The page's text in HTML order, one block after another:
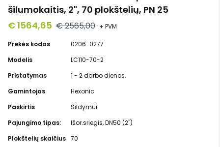
šilumokaitis, 2", 70 plokštelių, PN 25
€ 1564,65 € 2565,00 + PVM
Prekės kodas
0206-0277
Modelis
LC110-70-2
Pristatymas
1 - 2 darbo dienos.
Gamintojas
Hexonic
Paskirtis
Šildymui
Pajungimo tipas:
Išor.sriegis, DN50 (2")
Plokštelių skaičius 70